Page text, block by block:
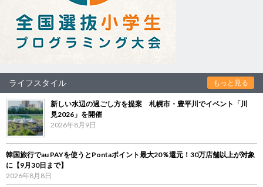
ライフスタイル もっと見る
新しい水辺の過ごし方を提案 札幌市・豊平川でイベント「川
見2026」を開催
2026年8月9日
韓国旅行でau PAYを使うとPontaポイント最大20％還元！30万店舗以上が対象
に【9月30日まで】
2026年8月8日